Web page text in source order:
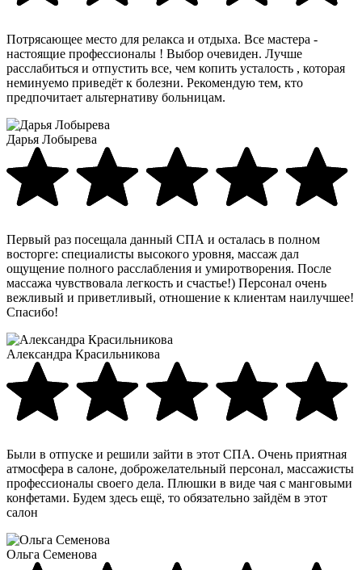
Потрясающее место для релакса и отдыха. Все мастера -
настоящие профессионалы ! Выбор очевиден. Лучше
расслабиться и отпустить все, чем копить усталость , которая
неминуемо приведёт к болезни. Рекомендую тем, кто
предпочитает альтернативу больницам.
Дарья Лобырева
Первый раз посещала данный СПА и осталась в полном
восторге: специалисты высокого уровня, массаж дал
ощущение полного расслабления и умиротворения. После
массажа чувствовала легкость и счастье!) Персонал очень
вежливый и приветливый, отношение к клиентам наилучшее!
Спасибо!
Александра Красильникова
Были в отпуске и решили зайти в этот СПА. Очень приятная
атмосфера в салоне, доброжелательный персонал, массажисты
профессионалы своего дела. Плюшки в виде чая с манговыми
конфетами. Будем здесь ещё, то обязательно зайдём в этот
салон
Ольга Семенова